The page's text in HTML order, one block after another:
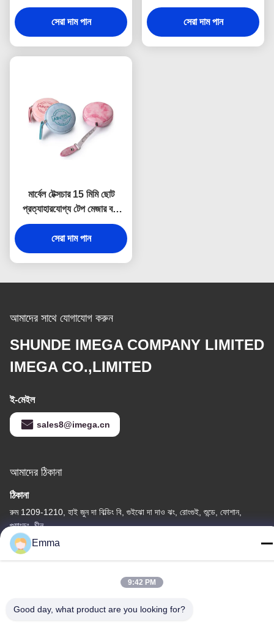
ফ্যাব্রিক টেক্সচার ডেবসিং লোগো
স্যুভেনির
সেরা দাম পান
PU
সেরা দাম পান
মার্বেল টেক্সচার 15 মিমি ছোট
প্রত্যাহারযোগ্য টেপ মেজার বডি
ডিবসিং লোগো
সেরা দাম পান
আমাদের সাথে যোগাযোগ করুন
SHUNDE IMEGA COMPANY LIMITED
IMEGA CO.,LIMITED
ই-মেইল
sales8@imega.cn
আমাদের ঠিকানা
ঠিকানা
রুম 1209-1210, হাই জুন দা বিল্ডিং বি, গুইঝো দা দাও ঝং, রোংগুই, শুন্ডে, ফোশান,
গুয়াংডং, চীন
টেল
Emma
9:42 PM
Good day, what product are you looking for?